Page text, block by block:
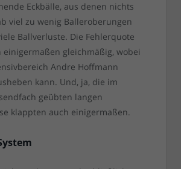
Eckbälle, aus denen nichts
viel zu wenig Balleroberungen
Ballverluste. Die Fehlerquote
gleichmäßig, wobei
Andre Hoffmann
kann. Und, ja, die im
geübten langen
klappten auch einigermaßen.